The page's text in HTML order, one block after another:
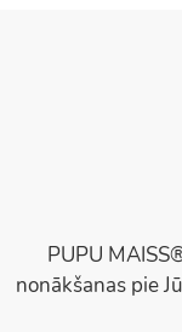
PUPU
nonākšanas pie